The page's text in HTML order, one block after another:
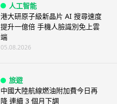
人工智能
港大研原子級新晶片 AI 搜尋速度
提升一億倍 手機人臉識別免上雲
端
05.08.2026
旅遊
中國大陸航線燃油附加費今日再
降 連續 3 個月下調